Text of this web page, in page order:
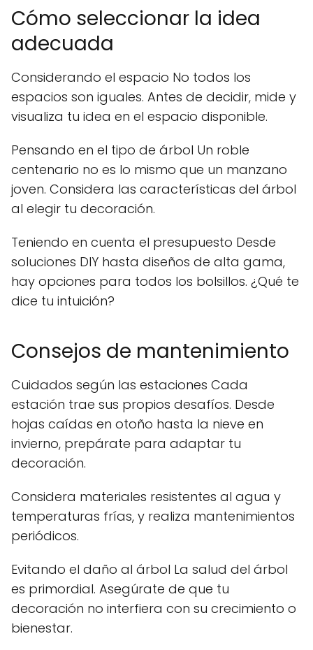
Cómo seleccionar la idea
adecuada
Considerando el espacio No todos los
espacios son iguales. Antes de decidir, mide y
visualiza tu idea en el espacio disponible.
Pensando en el tipo de árbol Un roble
centenario no es lo mismo que un manzano
joven. Considera las características del árbol
al elegir tu decoración.
Teniendo en cuenta el presupuesto Desde
soluciones DIY hasta diseños de alta gama,
hay opciones para todos los bolsillos. ¿Qué te
dice tu intuición?
Consejos de mantenimiento
Cuidados según las estaciones Cada
estación trae sus propios desafíos. Desde
hojas caídas en otoño hasta la nieve en
invierno, prepárate para adaptar tu
decoración.
Considera materiales resistentes al agua y
temperaturas frías, y realiza mantenimientos
periódicos.
Evitando el daño al árbol La salud del árbol
es primordial. Asegúrate de que tu
decoración no interfiera con su crecimiento o
bienestar.